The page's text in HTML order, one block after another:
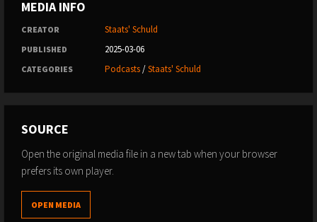
MEDIA INFO
CREATOR Staats' Schuld
PUBLISHED 2025-03-06
CATEGORIES Podcasts/Staats' Schuld
SOURCE
Open the original media file in a new tab when your browser
prefers its own player.
OPEN MEDIA